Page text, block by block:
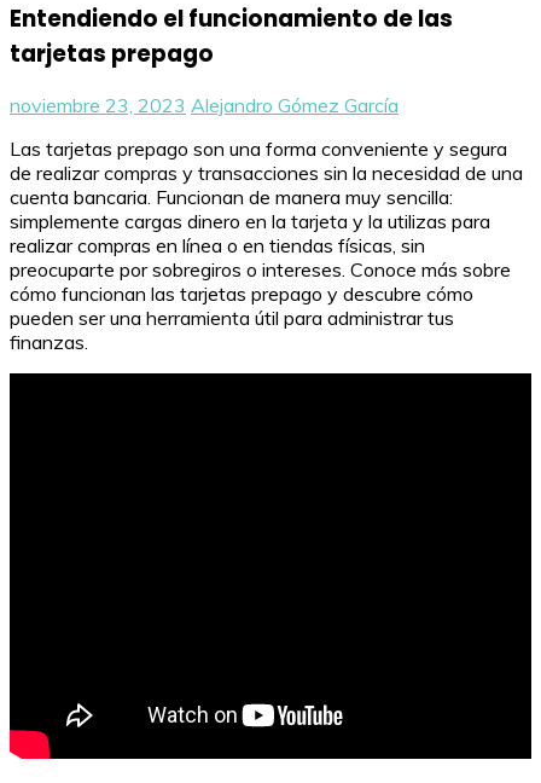
Entendiendo el funcionamiento de las
tarjetas prepago
noviembre 23, 2023 Alejandro Gómez García
Las tarjetas prepago son una forma conveniente y segura
de realizar compras y transacciones sin la necesidad de una
cuenta bancaria. Funcionan de manera muy sencilla:
simplemente cargas dinero en la tarjeta y la utilizas para
realizar compras en línea o en tiendas físicas, sin
preocuparte por sobregiros o intereses. Conoce más sobre
cómo funcionan las tarjetas prepago y descubre cómo
pueden ser una herramienta útil para administrar tus
finanzas.